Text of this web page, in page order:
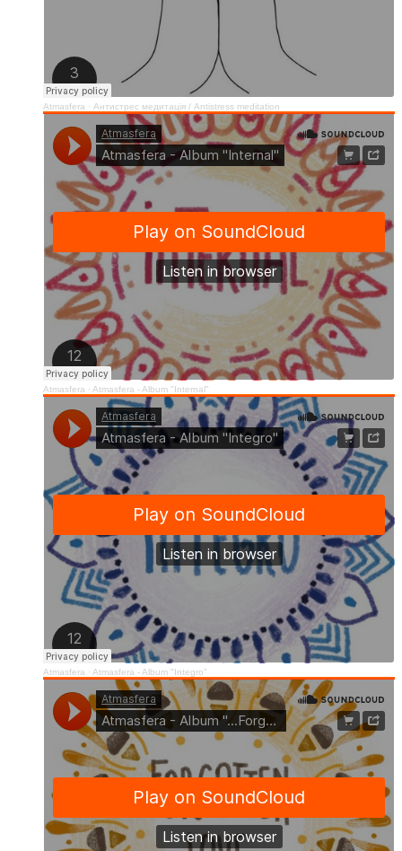
Atmasfera · Антистрес медитація / Аntistress meditation
Atmasfera · Atmasfera - Album "Internal"
Atmasfera · Atmasfera - Album "Integro"